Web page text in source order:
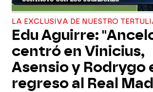
LA EXCLUSIVA DE NUESTRO
Edu Aguirre:
centró en Vinicius,
Asensio y Rodrygo
regreso al Real